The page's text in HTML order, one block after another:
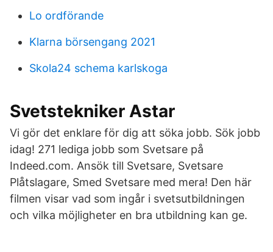
Lo ordförande
Klarna börsengang 2021
Skola24 schema karlskoga
Svetstekniker Astar
Vi gör det enklare för dig att söka jobb. Sök jobb
idag! 271 lediga jobb som Svetsare på
Indeed.com. Ansök till Svetsare, Svetsare
Plåtslagare, Smed Svetsare med mera! Den här
filmen visar vad som ingår i svetsutbildningen
och vilka möjligheter en bra utbildning kan ge.